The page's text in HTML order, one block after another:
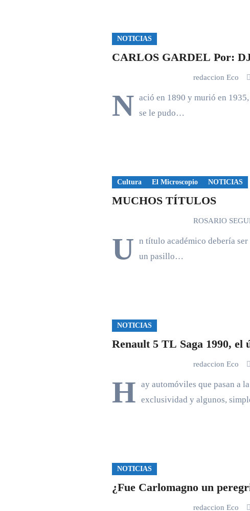
NOTICIAS
CARLOS GARDEL Por:
redaccion Eco
N ació en 1890 y murió en
se le pudo…
Cultura El Microscopio NOTICIAS
MUCHOS TÍTULOS
ROSARIO
U n título académico debería ser
un pasillo…
NOTICIAS
Renault 5 TL Saga 1990,
redaccion Eco
H ay automóviles que pasan a
exclusividad y algunos,
NOTICIAS
¿Fue Carlomagno un
redaccion Eco